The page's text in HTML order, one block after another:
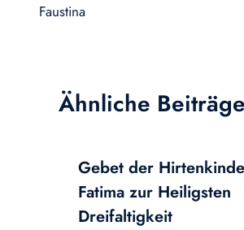
Faustina
Ähnliche Beiträge
Gebet der
Fatima zur Heiligsten
Dreifaltigkeit